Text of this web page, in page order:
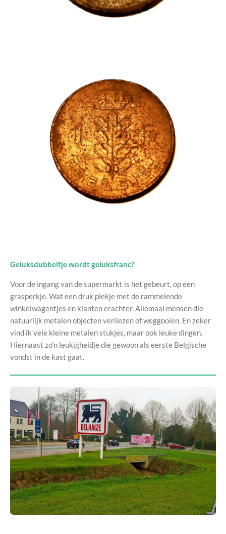
Geluksdubbeltje wordt geluksfranc?
Voor de ingang van de supermarkt is het gebeurt, op een
grasperkje. Wat een druk plekje met de rammelende
winkelwagentjes en klanten erachter. Allemaal mensen die
natuurlijk metalen objecten verliezen of weggooien. En zeker
vind ik vele kleine metalen stukjes, maar ook leuke dingen.
Hiernaast zo'n leukigheidje die gewoon als eerste Belgische
vondst in de kast gaat.